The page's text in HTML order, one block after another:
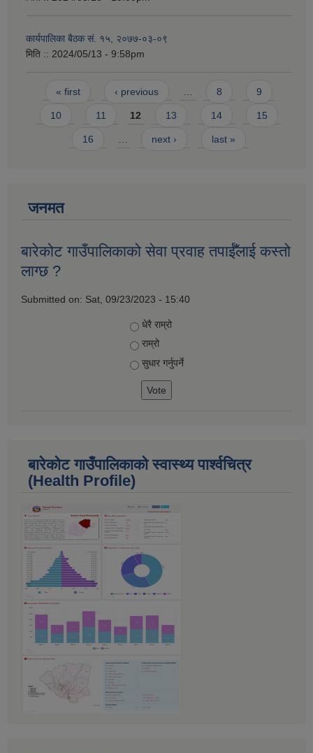
कार्यपालिका बैठक सं. १५, २०७७-०३-०९
मिति :: 2024/05/13 - 9:58pm
Pages
« first ‹ previous … 8 9
10 11 12 13 14 15
16 … next › last »
जनमत
बारेकोट गाउँपालिकाको सेवा प्रवाह तपाईँलाई कस्तो
लाग्छ ?
Submitted on: Sat, 09/23/2023 - 15:40
Choices
धेरै राम्रो
राम्रो
सुधार गर्नुपर्ने
बारेकोट गाउँपालिकाकाे स्वास्थ्य पार्श्‍वचित्र
(Health Profile)